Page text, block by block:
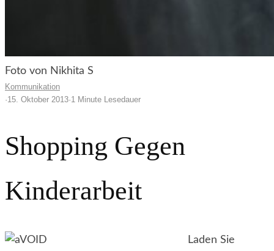
Foto von Nikhita S
Kommunikation
·15. Oktober 2013·1 Minute Lesedauer
Shopping Gegen
Kinderarbeit
Laden Sie